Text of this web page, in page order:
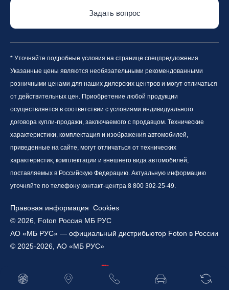
Задать вопрос
* Уточняйте подробные условия на странице спецпредложения.
Указанные цены являются необязательными рекомендованными
розничными ценами для наших дилерских центров и могут отличаться
от действительных цен. Приобретение любой продукции
осуществляется в соответствии с условиями индивидуального
договора купли-продажи, заключаемого с продавцом. Технические
характеристики, комплектация и изображения автомобилей,
приведенные на сайте, могут отличаться от технических
характеристик, комплектации и внешнего вида автомобилей,
поставляемых в Российскую Федерацию. Актуальную информацию
уточняйте по телефону контакт-центра 8 800 302-25-49.
© 2026, Foton Россия МБ РУС
АО «МБ РУС» — официальный дистрибьютор Foton в России
© 2025-2026, АО «МБ РУС»
Правовая информация Cookies